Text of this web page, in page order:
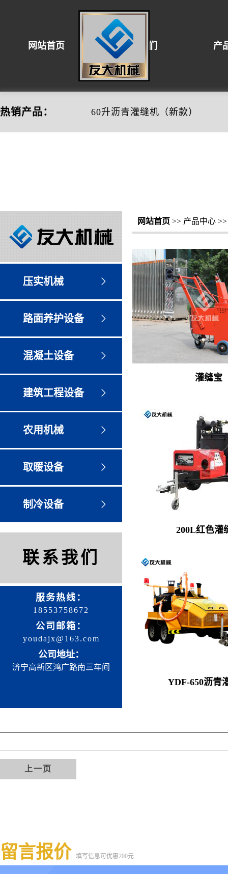
网站首页 关于我们 产
压实机械设备 混凝土设备
热销产品： 60升沥青灌缝机（新款）
压实机械
路面养护设备
混凝土设备
建筑工程设备
农用机械
取暖设备
制冷设备
联系我们
服务热线：
18553758672
公司邮箱：
youdajx@163.com
公司地址：
济宁高新区鸿广路南三车间
网站首页 >> 产品中心
灌缝宝
200L红色灌
YDF-650沥青
上一页
留言报价 填写信息可优惠200元